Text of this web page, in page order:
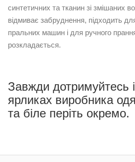
синтетичних та тканин зі змішаних
відмиває забруднення, підходить
пральних машин і для ручного
розкладається.
Завжди дотримуйтесь
ярликах виробника
та біле періть окремо.